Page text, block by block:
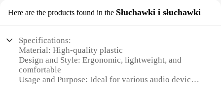
Here are the products found in the Słuchawki i słuchawki
Specifications:
Material: High-quality plastic
Design and Style: Ergonomic, lightweight, and
comfortable
Usage and Purpose: Ideal for various audio devices